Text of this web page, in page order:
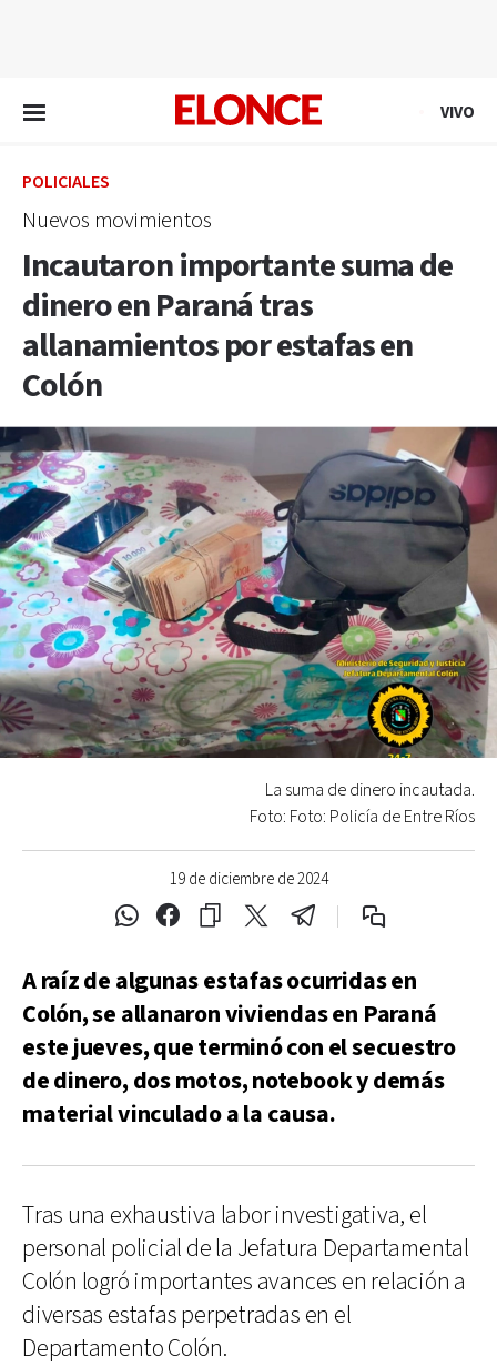
VIVO
POLICIALES
Nuevos movimientos
Incautaron importante suma de
dinero en Paraná tras
allanamientos por estafas en
Colón
19 de diciembre de 2024
La suma de dinero incautada.
Foto: Foto: Policía de Entre Ríos
A raíz de algunas estafas ocurridas en
Colón, se allanaron viviendas en Paraná
este jueves, que terminó con el secuestro
de dinero, dos motos, notebook y demás
material vinculado a la causa.
Tras una exhaustiva labor investigativa, el
personal policial de la Jefatura Departamental
Colón logró importantes avances en relación a
diversas estafas perpetradas en el
Departamento Colón.